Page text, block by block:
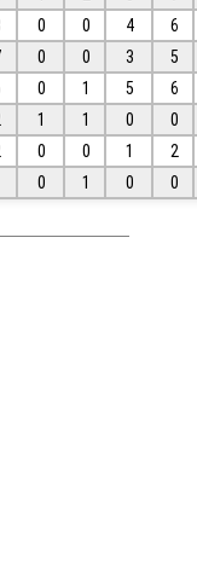
0 0 4
6
0 0 3
5
0 1 5
6
1 1 0
0
0 0 1
2
0 1 0 0